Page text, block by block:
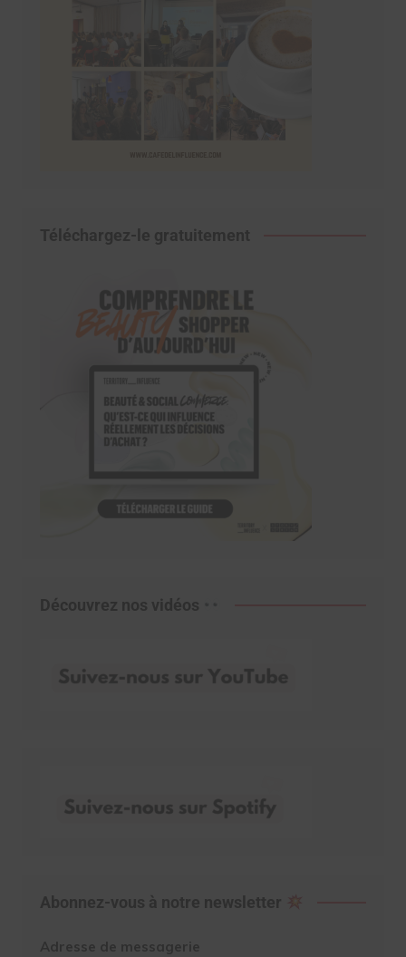
Téléchargez-le gratuitement
Découvrez nos vidéos
Abonnez-vous à notre newsletter
Adresse de messagerie